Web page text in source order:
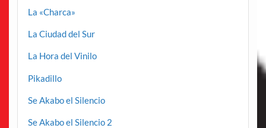
La «Charca»
La Ciudad del Sur
La Hora del Vinilo
Pikadillo
Se Akabo el Silencio
Se Akabo el Silencio 2